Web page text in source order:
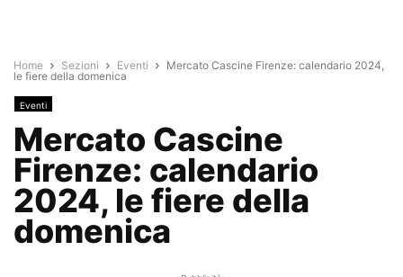
Home Sezioni Eventi
Mercato Cascine Firenze: calendario 2024,
le fiere della domenica
Eventi
Mercato Cascine
Firenze: calendario
2024, le fiere della
domenica